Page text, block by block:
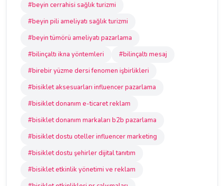
#beyin cerrahisi sağlık turizmi
#beyin pili ameliyatı sağlık turizmi
#beyin tümörü ameliyatı pazarlama
#bilinçaltı ikna yöntemleri
#bilinçaltı mesaj
#birebir yüzme dersi fenomen işbirlikleri
#bisiklet aksesuarları influencer pazarlama
#bisiklet donanım e-ticaret reklam
#bisiklet donanım markaları b2b pazarlama
#bisiklet dostu oteller influencer marketing
#bisiklet dostu şehirler dijital tanıtım
#bisiklet etkinlik yönetimi ve reklam